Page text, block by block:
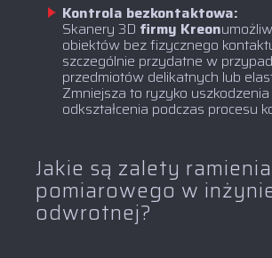
Kontrola bezkontaktowa:
‍Skanery 3D firmy Kreon
obiektów bez fizycznego
szczególnie przydatne w
przedmiotów delikatnych lub
Zmniejsza to ryzyko
odkształcenia podczas procesu
Jakie są zalety ramienia
pomiarowego w
odwrotnej?